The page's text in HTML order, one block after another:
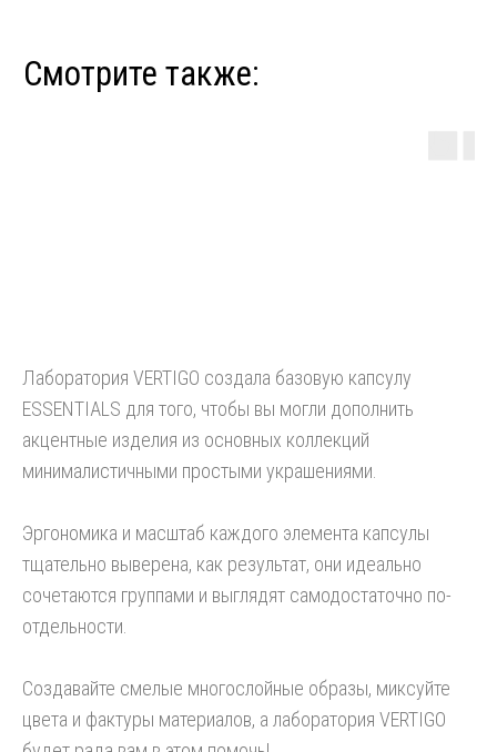
Лаборатория VERTIGO создала базовую капсулу
ESSENTIALS для того, чтобы вы могли дополнить
акцентные изделия из основных коллекций
минималистичными простыми украшениями.
Эргономика и масштаб каждого элемента капсулы
тщательно выверена, как результат, они идеально
сочетаются группами и выглядят самодостаточно по-
отдельности.
Создавайте смелые многослойные образы, миксуйте
цвета и фактуры материалов, а лаборатория VERTIGO